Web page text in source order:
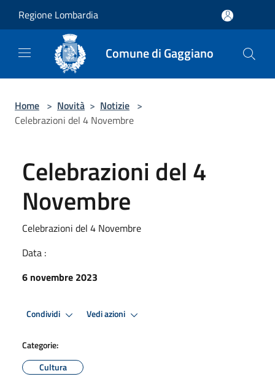
Regione Lombardia
Comune di Gaggiano
Home > Novità > Notizie >
Celebrazioni del 4 Novembre
Celebrazioni del 4
Novembre
Celebrazioni del 4 Novembre
Data :
6 novembre 2023
Condividi Vedi azioni
Categorie:
Cultura